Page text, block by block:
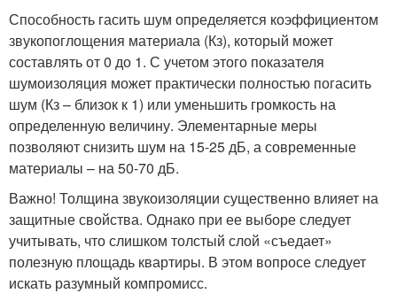
Способность гасить шум определяется коэффициентом
звукопоглощения материала (Кз), который может
составлять от 0 до 1. С учетом этого показателя
шумоизоляция может практически полностью погасить
шум (Кз – близок к 1) или уменьшить громкость на
определенную величину. Элементарные меры
позволяют снизить шум на 15-25 дБ, а современные
материалы – на 50-70 дБ.
Важно! Толщина звукоизоляции существенно влияет на
защитные свойства. Однако при ее выборе следует
учитывать, что слишком толстый слой «съедает»
полезную площадь квартиры. В этом вопросе следует
искать разумный компромисс.